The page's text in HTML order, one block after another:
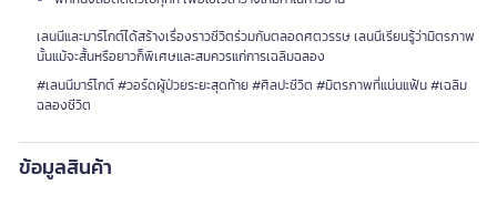
เลนนีและมาร์โกต์ได้สร้างเรื่องราวชีวิตร่วมกันตลอดศตวรรษ เลนนีเรียนรู้ว่ามิตรภาพ
นั้นแม้จะสั้นหรือยาวก็พิเศษและสมควรแก่การเฉลิมฉลอง
#เลนนีมาร์โกต์ #วอร์ดผู้ป่วยระยะสุดท้าย #ศิลปะชีวิต #มิตรภาพที่แน่นแฟ้น #เฉลิม
ฉลองชีวิต
ข้อมูลสินค้า